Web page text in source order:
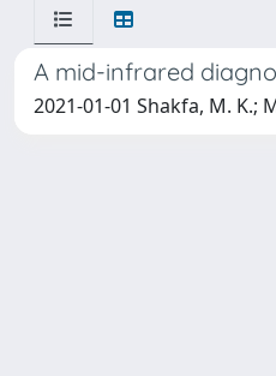
A mid-infrared
2021-01-01 Shakfa, M. K.;